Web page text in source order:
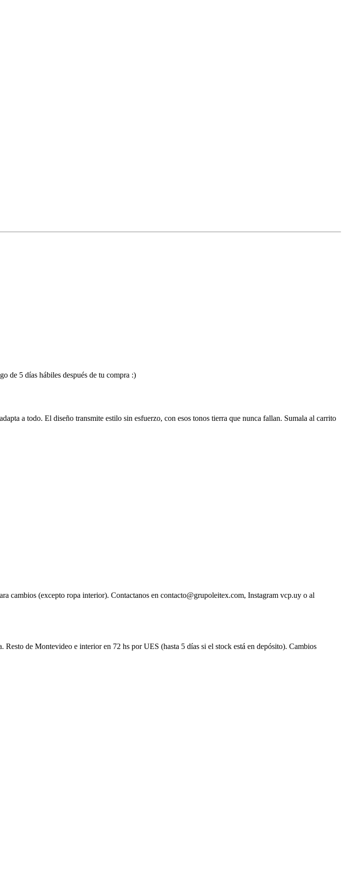
de 5 días hábiles después de tu compra :)
a todo. El diseño transmite estilo sin esfuerzo, con esos tonos tierra que nunca fallan. Sumala al carrito
cambios (excepto ropa interior). Contactanos en contacto@grupoleitex.com, Instagram vcp.uy o al
de Montevideo e interior en 72 hs por UES (hasta 5 días si el stock está en depósito). Cambios